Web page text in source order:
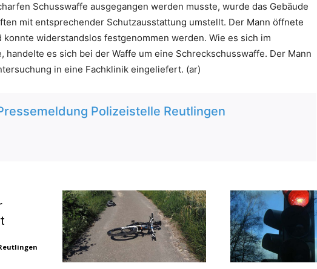
Schusswaffe ausgegangen werden musste, wurde das Gebäude
mit entsprechender Schutzausstattung umstellt. Der Mann öffnete
widerstandslos festgenommen werden. Wie es sich im
handelte es sich bei der Waffe um eine Schreckschusswaffe. Der Mann
in eine Fachklinik eingeliefert. (ar)
Polizeistelle Reutlingen